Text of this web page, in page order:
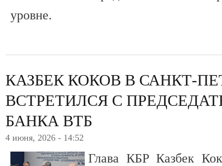
уровне.
КАЗБЕК КОКОВ В САНКТ-
ВСТРЕТИЛСЯ С
БАНКА ВТБ
4 июня, 2026 - 14:52
Глава КБР Казбек